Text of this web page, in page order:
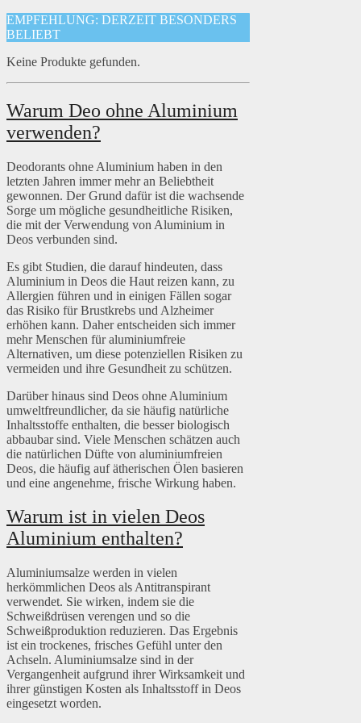
EMPFEHLUNG: DERZEIT BESONDERS
BELIEBT
Keine Produkte gefunden.
Warum Deo ohne Aluminium
verwenden?
Deodorants ohne Aluminium haben in den
letzten Jahren immer mehr an Beliebtheit
gewonnen. Der Grund dafür ist die wachsende
Sorge um mögliche gesundheitliche Risiken,
die mit der Verwendung von Aluminium in
Deos verbunden sind.
Es gibt Studien, die darauf hindeuten, dass
Aluminium in Deos die Haut reizen kann, zu
Allergien führen und in einigen Fällen sogar
das Risiko für Brustkrebs und Alzheimer
erhöhen kann. Daher entscheiden sich immer
mehr Menschen für aluminiumfreie
Alternativen, um diese potenziellen Risiken zu
vermeiden und ihre Gesundheit zu schützen.
Darüber hinaus sind Deos ohne Aluminium
umweltfreundlicher, da sie häufig natürliche
Inhaltsstoffe enthalten, die besser biologisch
abbaubar sind. Viele Menschen schätzen auch
die natürlichen Düfte von aluminiumfreien
Deos, die häufig auf ätherischen Ölen basieren
und eine angenehme, frische Wirkung haben.
Warum ist in vielen Deos
Aluminium enthalten?
Aluminiumsalze werden in vielen
herkömmlichen Deos als Antitranspirant
verwendet. Sie wirken, indem sie die
Schweißdrüsen verengen und so die
Schweißproduktion reduzieren. Das Ergebnis
ist ein trockenes, frisches Gefühl unter den
Achseln. Aluminiumsalze sind in der
Vergangenheit aufgrund ihrer Wirksamkeit und
ihrer günstigen Kosten als Inhaltsstoff in Deos
eingesetzt worden.